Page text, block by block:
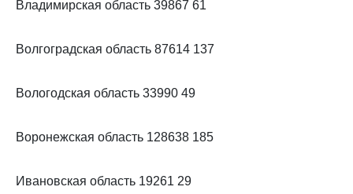
Владимирская область 39867 61
Волгоградская область 87614 137
Вологодская область 33990 49
Воронежская область 128638 185
Ивановская область 19261 29